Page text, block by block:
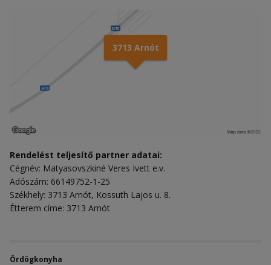
3713 Arnót
Rendelést teljesítő partner adatai:
Cégnév: Matyasovszkiné Veres Ivett e.v.
Adószám: 66149752-1-25
Székhely: 3713 Arnót, Kossuth Lajos u. 8.
Étterem címe: 3713 Arnót
Ördögkonyha